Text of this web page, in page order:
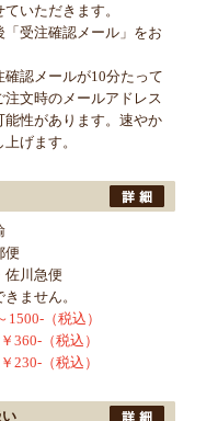
いただきます。
受注確認メール」をお
確認メールが10分たって
注文時のメールアドレス
性があります。速やか
げます。
便
佐川急便
ません。
（税込）
（税込）
230-（税込）